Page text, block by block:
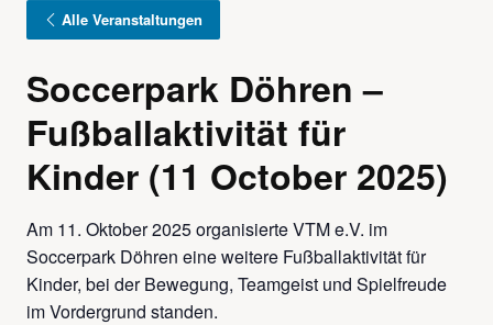
Alle Veranstaltungen
Soccerpark Döhren –
Fußballaktivität für
Kinder (11 October 2025)
Am 11. Oktober 2025 organisierte VTM e.V. im
Soccerpark Döhren eine weitere Fußballaktivität für
Kinder, bei der Bewegung, Teamgeist und Spielfreude
im Vordergrund standen.